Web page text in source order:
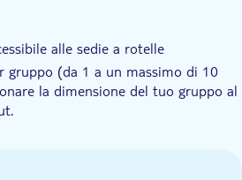
alle sedie a rotelle
gruppo (da 1 a un massimo di 10
la dimensione del tuo gruppo al